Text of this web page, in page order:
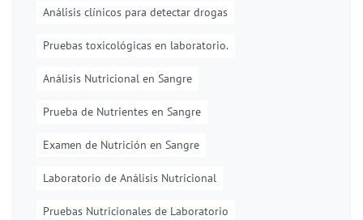
Análisis clínicos para detectar drogas
Pruebas toxicológicas en laboratorio.
Análisis Nutricional en Sangre
Prueba de Nutrientes en Sangre
Examen de Nutrición en Sangre
Laboratorio de Análisis Nutricional
Pruebas Nutricionales de Laboratorio